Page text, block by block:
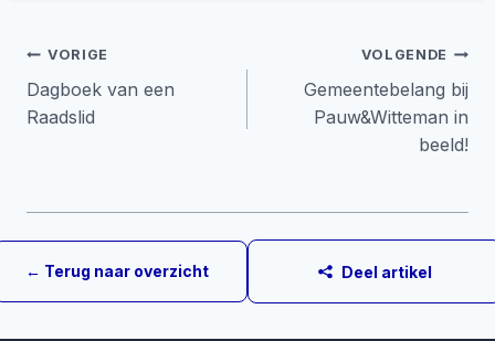
Bericht
navigatie
VORIGE
Dagboek van een
Raadslid
VOLGENDE
Gemeentebelang bij
Pauw&Witteman in
beeld!
← Terug naar overzicht Deel artikel